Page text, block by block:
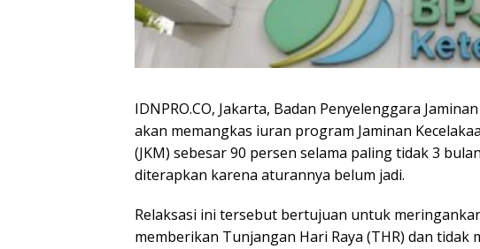
IDNPRO.CO, Jakarta, Badan Penyelenggara
akan memangkas iuran program Jaminan
(JKM) sebesar 90 persen selama paling tidak 3
diterapkan karena aturannya belum jadi.
Relaksasi ini tersebut bertujuan untuk
memberikan Tunjangan Hari Raya (THR) dan